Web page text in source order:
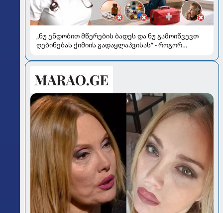
„ნუ ენდობით მწერების ბადეს და ნუ გამოიწვევთ
ღებინებას ქიმიის გადაყლაპვისას“ - როგორ
სალომე ახვლედიანის რჩევები